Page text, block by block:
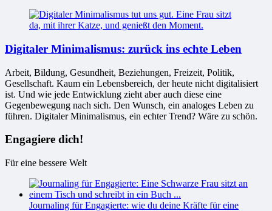
Digitaler Minimalismus: zurück ins echte Leben
Arbeit, Bildung, Gesundheit, Beziehungen, Freizeit, Politik,
Gesellschaft. Kaum ein Lebensbereich, der heute nicht digitalisiert
ist. Und wie jede Entwicklung zieht aber auch diese eine
Gegenbewegung nach sich. Den Wunsch, ein analoges Leben zu
führen. Digitaler Minimalismus, ein echter Trend? Wäre zu schön.
Engagiere dich!
Für eine bessere Welt
Journaling für Engagierte: wie du deine Kräfte für eine